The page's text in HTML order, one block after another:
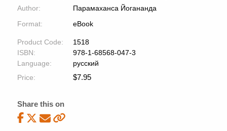
Author:
Парамаханса Йогананда
Format:
eBook
Product Code:
1518
ISBN:
978-1-68568-047-3
Language:
русский
Price:
$7.95
Share this on